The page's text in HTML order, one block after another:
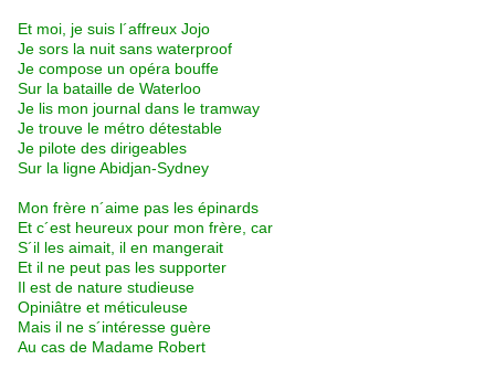
Et moi, je suis l´affreux Jojo
Je sors la nuit sans waterproof
Je compose un opéra bouffe
Sur la bataille de Waterloo
Je lis mon journal dans le tramway
Je trouve le métro détestable
Je pilote des dirigeables
Sur la ligne Abidjan-Sydney
Mon frère n´aime pas les épinards
Et c´est heureux pour mon frère, car
S´il les aimait, il en mangerait
Et il ne peut pas les supporter
Il est de nature studieuse
Opiniâtre et méticuleuse
Mais il ne s´intéresse guère
Au cas de Madame Robert